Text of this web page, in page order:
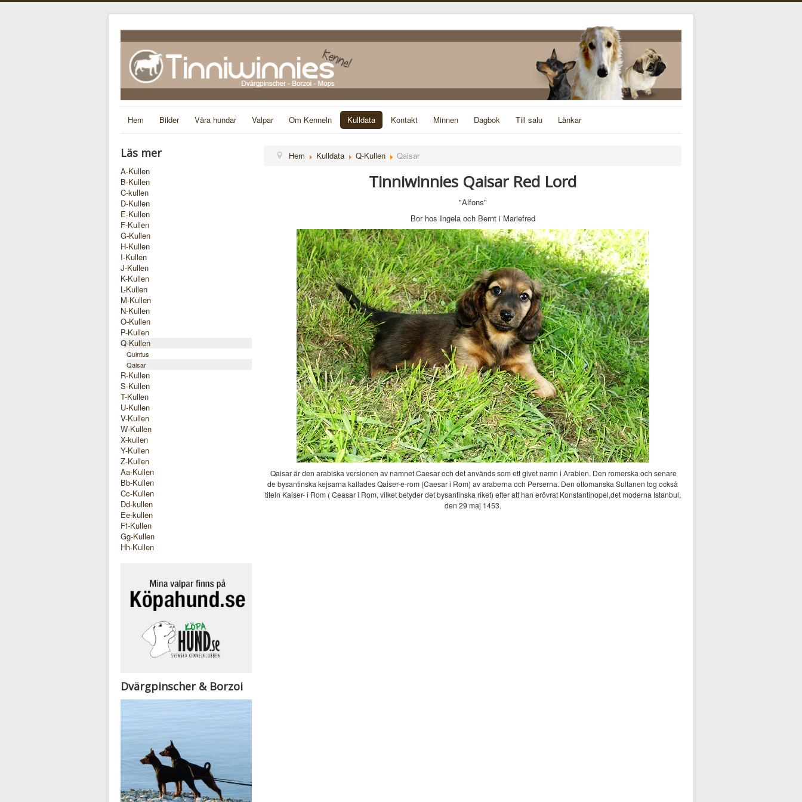
Hem Bilder Våra hundar Valpar Om Kenneln Kulldata Kontakt Minnen Dagbok Till salu Länkar
Läs mer
A-Kullen
B-Kullen
C-kullen
D-Kullen
E-Kullen
F-Kullen
G-Kullen
H-Kullen
I-Kullen
J-Kullen
K-Kullen
L-Kullen
M-Kullen
N-Kullen
O-Kullen
P-Kullen
Q-Kullen
Quintus
Qaisar
R-Kullen
S-Kullen
T-Kullen
U-Kullen
V-Kullen
W-Kullen
X-kullen
Y-Kullen
Z-Kullen
Aa-Kullen
Bb-Kullen
Cc-Kullen
Dd-kullen
Ee-kullen
Ff-Kullen
Gg-Kullen
Hh-Kullen
Dvärgpinscher & Borzoi
Hem Kulldata Q-Kullen Qaisar
Tinniwinnies Qaisar Red Lord
"Alfons"
Bor hos Ingela och Bernt i Mariefred
Qaisar är den arabiska versionen av namnet Caesar och det används som ett givet namn i Arabien. Den romerska och senare
de bysantinska kejsarna kallades Qaiser-e-rom (Caesar i Rom) av araberna och Perserna. Den ottomanska Sultanen tog också
titeln Kaiser- i Rom ( Ceasar i Rom, vilket betyder det bysantinska riket) efter att han erövrat Konstantinopel,det moderna Istanbul,
den 29 maj 1453.